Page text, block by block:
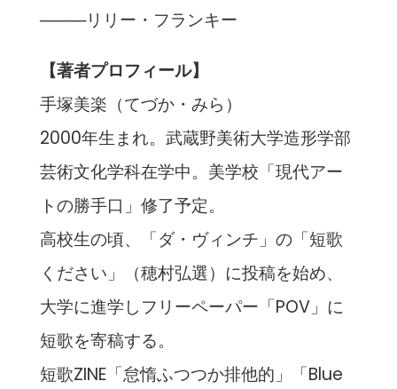
────リリー・フランキー
【著者プロフィール】
手塚美楽（てづか・みら）
2000年生まれ。武蔵野美術大学造形学部
芸術文化学科在学中。美学校「現代アー
トの勝手口」修了予定。
高校生の頃、「ダ・ヴィンチ」の「短歌
ください」（穂村弘選）に投稿を始め、
大学に進学しフリーペーパー「POV」に
短歌を寄稿する。
短歌ZINE「怠惰ふつつか排他的」「Blue